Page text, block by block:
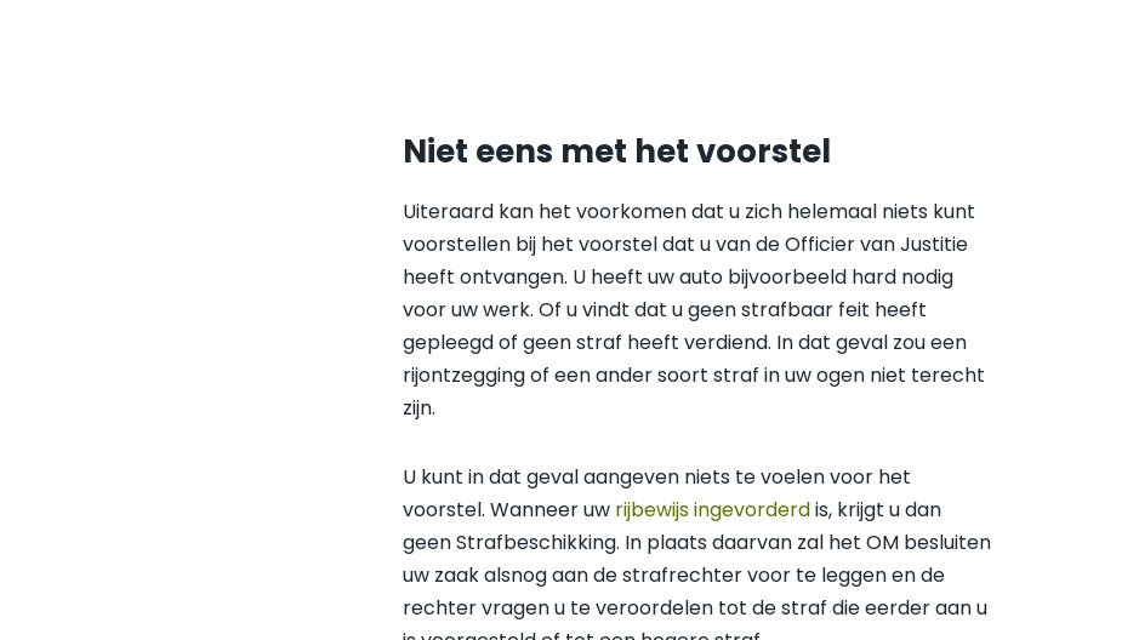
Niet eens met het voorstel
Uiteraard kan het voorkomen dat u zich helemaal niets kunt
voorstellen bij het voorstel dat u van de Officier van Justitie
heeft ontvangen. U heeft uw auto bijvoorbeeld hard nodig
voor uw werk. Of u vindt dat u geen strafbaar feit heeft
gepleegd of geen straf heeft verdiend. In dat geval zou een
rijontzegging of een ander soort straf in uw ogen niet terecht
zijn.
U kunt in dat geval aangeven niets te voelen voor het
voorstel. Wanneer uw rijbewijs ingevorderdis, krijgt u dan
geen Strafbeschikking. In plaats daarvan zal het OM besluiten
uw zaak alsnog aan de strafrechter voor te leggen en de
rechter vragen u te veroordelen tot de straf die eerder aan u